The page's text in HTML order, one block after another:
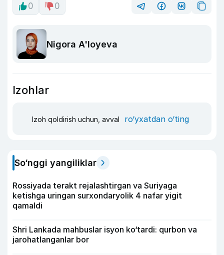
0
0
Nigora A'loyeva
Izohlar
Izoh qoldirish uchun, avval ro‘yxatdan o‘ting
So‘nggi yangiliklar
Rossiyada terakt rejalashtirgan va Suriyaga
ketishga uringan surxondaryolik 4 nafar yigit
qamaldi
Shri Lankada mahbuslar isyon ko‘tardi: qurbon va
jarohatlanganlar bor